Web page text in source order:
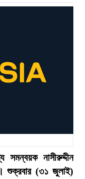
সমন্বয়ক নাসীরুদ্দীন
শুক্রবার (৩১ জুলাই)